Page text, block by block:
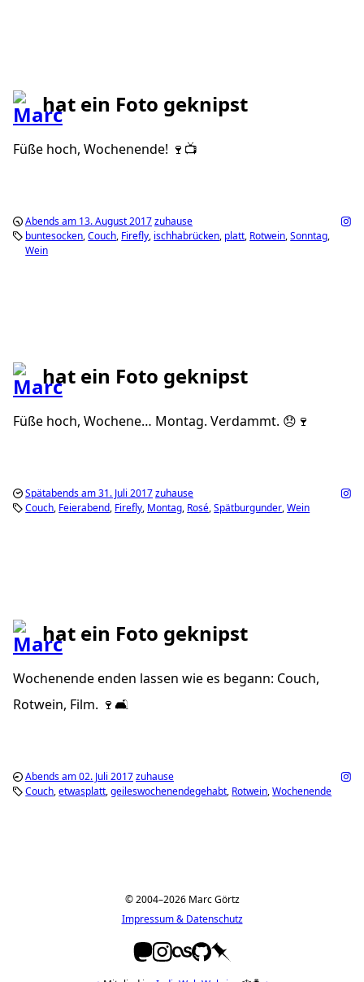
hat ein Foto geknipst
Füße hoch, Wochenende! 🍷📺
Abends am 13. August 2017zuhause
buntesocken Couch Firefly ischhabrücken platt Rotwein Sonntag
Wein
hat ein Foto geknipst
Füße hoch, Wochene… Montag. Verdammt. 😞🍷
Spätabends am 31. Juli 2017zuhause
Couch Feierabend Firefly Montag Rosé Spätburgunder Wein
hat ein Foto geknipst
Wochenende enden lassen wie es begann: Couch,
Rotwein, Film. 🍷🛋
Abends am 02. Juli 2017zuhause
Couch etwasplatt geileswochenendegehabt Rotwein Wochenende
Beiträge© 2004–2026 Marc Görtz
Impressum & Datenschutz